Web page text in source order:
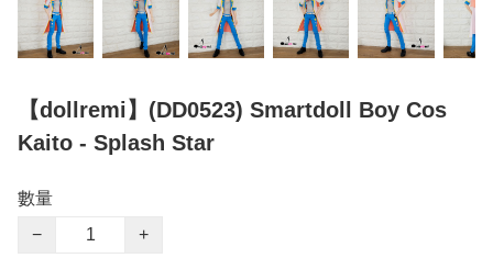
【dollremi】(DD0523) Smartdoll Boy Cos
Kaito - Splash Star
數量
−
+